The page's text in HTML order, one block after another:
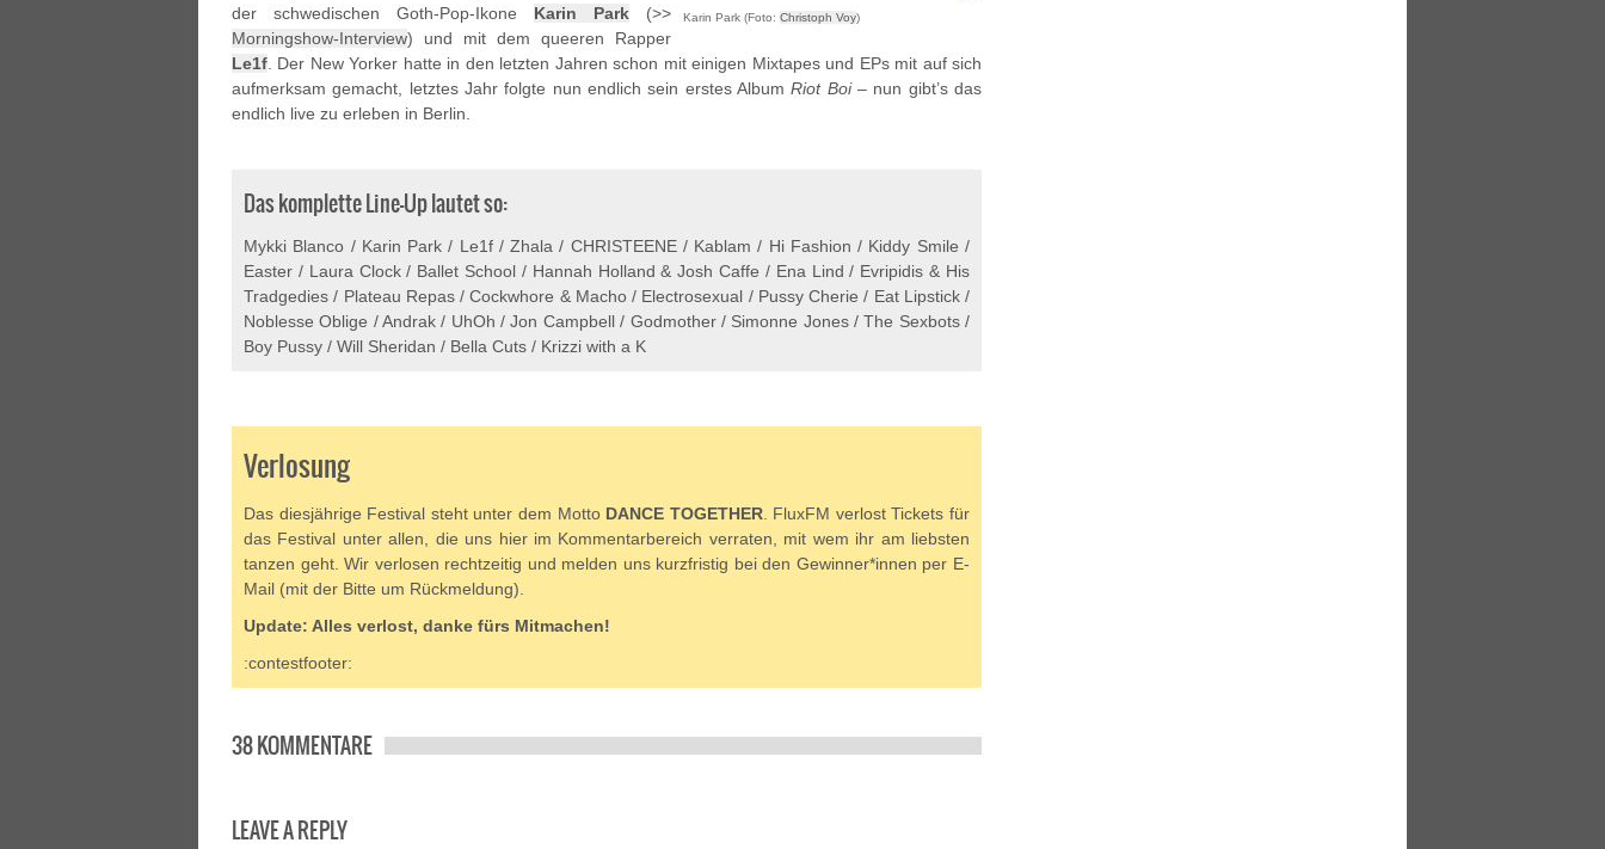
Karin Park (Foto: Christoph Voy)
der schwedischen Goth-Pop-Ikone Karin Park (>>
Morningshow-Interview) und mit dem queeren Rapper
Le1f. Der New Yorker hatte in den letzten Jahren schon mit einigen Mixtapes und EPs mit auf sich
aufmerksam gemacht, letztes Jahr folgte nun endlich sein erstes AlbumRiot Boi– nun gibt’s das
endlich live zu erleben in Berlin.
Das komplette Line-Up lautet so:
Mykki Blanco / Karin Park / Le1f / Zhala / CHRISTEENE / Kablam / Hi Fashion / Kiddy Smile /
Easter / Laura Clock / Ballet School / Hannah Holland & Josh Caffe / Ena Lind / Evripidis & His
Tradgedies / Plateau Repas / Cockwhore & Macho / Electrosexual / Pussy Cherie / Eat Lipstick /
Noblesse Oblige / Andrak / UhOh / Jon Campbell / Godmother / Simonne Jones / The Sexbots /
Boy Pussy / Will Sheridan / Bella Cuts / Krizzi with a K
Verlosung
Das diesjährige Festival steht unter dem Motto DANCE TOGETHER. FluxFM verlost Tickets für
das Festival unter allen, die uns hier im Kommentarbereich verraten, mit wem ihr am liebsten
tanzen geht. Wir verlosen rechtzeitig und melden uns kurzfristig bei den Gewinner*innen per E-
Mail (mit der Bitte um Rückmeldung).
Update: Alles verlost, danke fürs Mitmachen!
:contestfooter:
38 KOMMENTARE
LEAVE A REPLY